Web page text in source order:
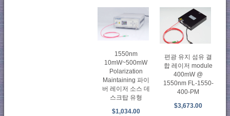
1550nm
10mW~500mW
Polarization
Maintaining 파이
버 레이저 소스 데
스크탑 유형
$1,034.00
편광 유지 섬유 결
합 레이저 module
400mW @
1550nm FL-1550-
400-PM
$3,673.00